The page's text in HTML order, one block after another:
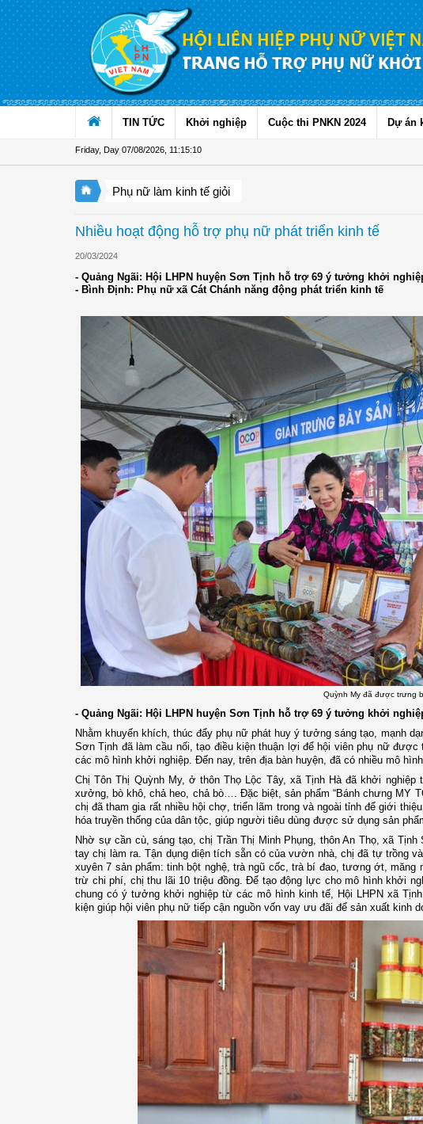
Skip to Content
TIN TỨC Khởi nghiệp Cuộc thi PNKN 2024 Dự án
Friday, Day 07/08/2026 11:15:11
Phụ nữ làm kinh tế giỏi
Nhiều hoạt động hỗ trợ phụ nữ phát triển kinh tế
20/03/2024
- Quảng Ngãi: Hội LHPN huyện Sơn Tịnh hỗ trợ 69 ý tưởng khởi
- Bình Định: Phụ nữ xã Cát Chánh năng động phát triển kinh tế
Quỳnh My đã được trưng
- Quảng Ngãi: Hội LHPN huyện Sơn Tịnh hỗ trợ 69 ý tưởng khởi
Nhằm khuyến khích, thúc đẩy phụ nữ phát huy ý tưởng sáng tạo, mạnh
Sơn Tịnh đã làm cầu nối, tạo điều kiện thuận lợi để hội viên phụ nữ
các mô hình khởi nghiệp. Đến nay, trên địa bàn huyện, đã có nhiều mô
Chị Tôn Thị Quỳnh My, ở thôn Thọ Lộc Tây, xã Tịnh Hà đã khởi
xưởng, bò khô, chả heo, chả bò…. Đặc biệt, sản phẩm “Bánh chưng MY
chị đã tham gia rất nhiều hội chợ, triển lãm trong và ngoài tỉnh để giới
hóa truyền thống của dân tộc, giúp người tiêu dùng được sử dụng sản
Nhờ sự cần cù, sáng tạo, chị Trần Thị Minh Phụng, thôn An Thọ, xã
tay chị làm ra. Tận dụng diện tích sẵn có của vườn nhà, chị đã tự trồng
xuyên 7 sản phẩm: tinh bột nghệ, trà ngũ cốc, trà bí đao, tương ớt,
trừ chi phí, chị thu lãi 10 triệu đồng. Để tạo động lực cho mô hình khởi
chung có ý tưởng khởi nghiệp từ các mô hình kinh tế, Hội LHPN xã
kiện giúp hội viên phụ nữ tiếp cận nguồn vốn vay ưu đãi để sản xuất kinh